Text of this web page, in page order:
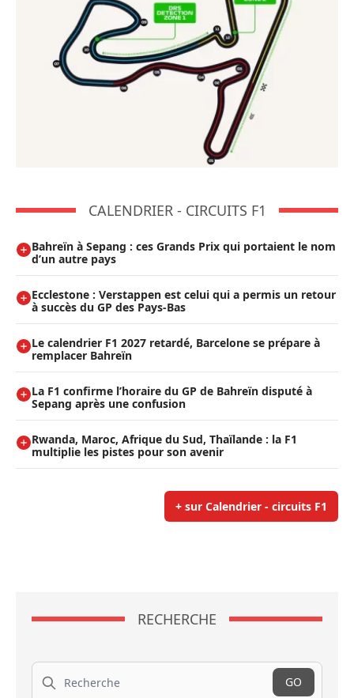
CALENDRIER - CIRCUITS F1
Bahreïn à Sepang : ces Grands Prix qui portaient le nom
d’un autre pays
Ecclestone : Verstappen est celui qui a permis un retour
à succès du GP des Pays-Bas
Le calendrier F1 2027 retardé, Barcelone se prépare à
remplacer Bahreïn
La F1 confirme l’horaire du GP de Bahreïn disputé à
Sepang après une confusion
Rwanda, Maroc, Afrique du Sud, Thaïlande : la F1
multiplie les pistes pour son avenir
+ sur Calendrier - circuits F1
RECHERCHE
Recherche
GO